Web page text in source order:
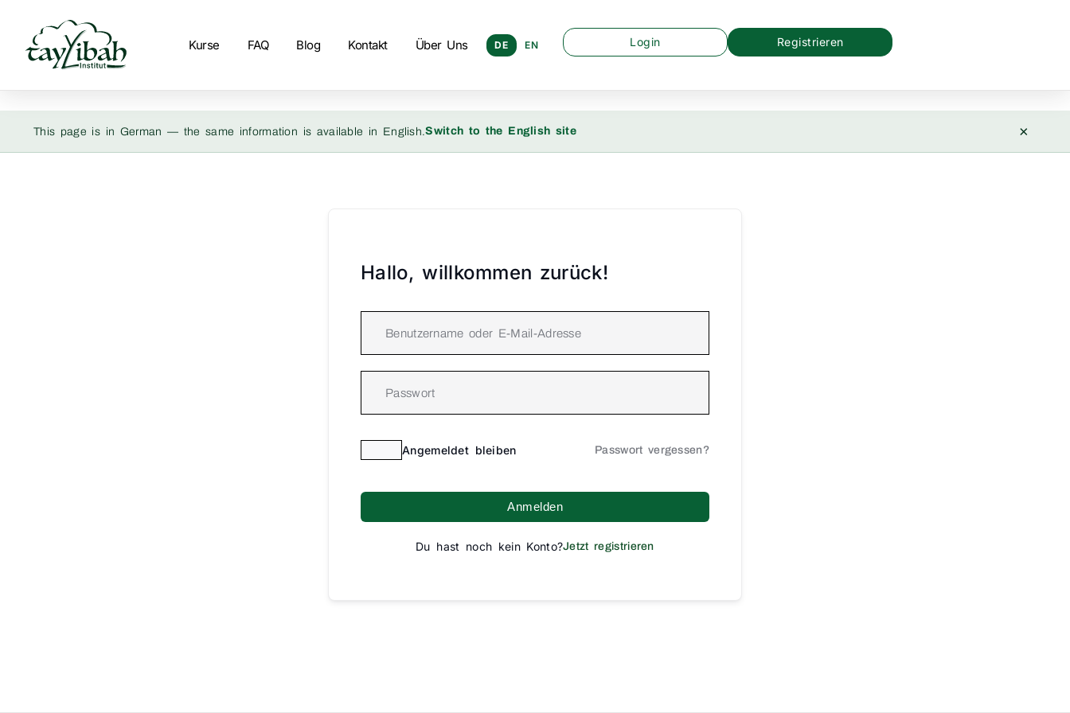
Kurse FAQ Blog Kontakt Über Uns DE EN Login Registrieren
This page is in German — the same information is available in English.Switch to the English site ×
Hallo, willkommen zurück!
Angemeldet bleiben Passwort vergessen?
Anmelden
Du hast noch kein Konto?Jetzt registrieren